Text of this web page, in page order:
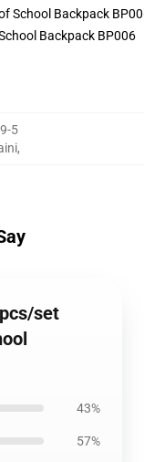
Backpack BP006
5
,
set
43%
57%